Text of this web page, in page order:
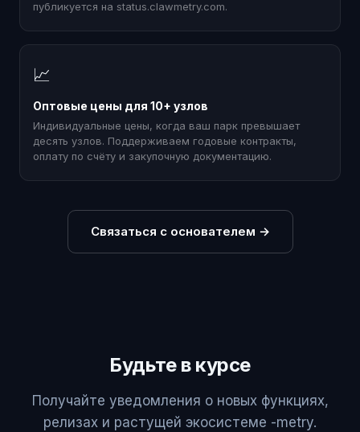
публикуется на status.clawmetry.com.
📈
Оптовые цены для 10+ узлов
Индивидуальные цены, когда ваш парк превышает
десять узлов. Поддерживаем годовые контракты,
оплату по счёту и закупочную документацию.
Связаться с основателем →
Будьте в курсе
Получайте уведомления о новых функциях,
релизах и растущей экосистеме -metry.